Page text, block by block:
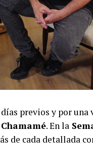
previos y por una
. En la
de cada detallada